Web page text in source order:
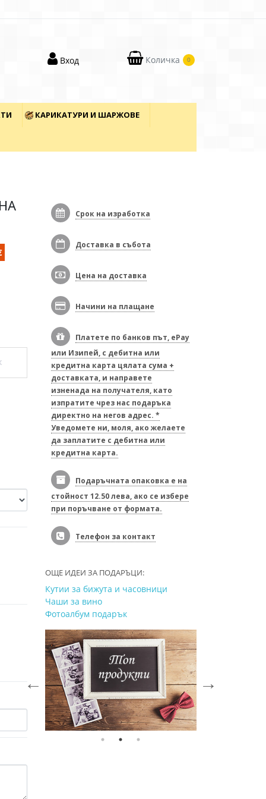
Вход Количка 0
КАРИКАТУРИ И ШАРЖОВЕ
Срок на изработка
Доставка в събота
Цена на доставка
Начини на плащане
Платете по банков път, ePay
или Изипей, с дебитна или
кредитна карта цялата сума +
доставката, и направете
изненада на получателя, като
изпратите чрез нас подаръка
директно на негов адрес. *
Уведомете ни, моля, ако желаете
да заплатите с дебитна или
кредитна карта.
Подаръчната опаковка е на
стойност 12.50 лева, ако се избере
при поръчване от формата.
Телефон за контакт
ОЩЕ ИДЕИ ЗА ПОДАРЪЦИ:
Кутии за бижута и часовници
Чаши за вино
Фотоалбум подарък